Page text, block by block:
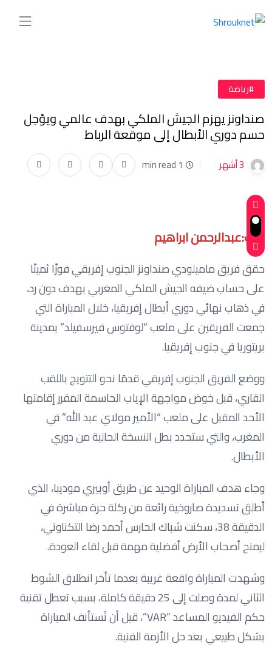
#رياضة
صنداونز يهزم الجيش الملكي بهدف عالمي ويؤجل
حسم دوري الأبطال إلى موقعة الرباط
3 أشهر 1 min read
كتب:عبدالرحمن ابراهيم
حقق فريق ماميلودي صنداونز الجنوب إفريقي فوزًا ثمينًا
على حساب ضيفه الجيش الملكي المغربي بهدف دون رد،
في ذهاب نهائي دوري أبطال إفريقيا، خلال المباراة التي
جمعت الفريقين على ملعب “لوفتوس فيرسفيلد” بمدينة
بريتوريا في جنوب إفريقيا.
ووضع الفريق الجنوب إفريقي قدمًا نحو التتويج باللقب
القاري، قبل خوض مواجهة الإياب الحاسمة المقرر إقامتها
الأحد المقبل على ملعب “الأمير مولاي عبد الله” في
المغرب، والتي ستحدد بطل النسخة الحالية من دوري
الأبطال.
وجاء هدف المباراة الوحيد عن طريق أوبيري موديبا، الذي
أطلق تسديدة صاروخية رائعة من ركلة حرة مباشرة في
الدقيقة 38، سكنت شباك الحارس أحمد رضا التكناوتي،
ليمنح أصحاب الأرض أفضلية مهمة قبل لقاء العودة.
وشهدت المباراة واقعة غريبة بعدما تأخر انطلاق الشوط
الثاني لمدة وصلت إلى 25 دقيقة كاملة، بسبب تعطل تقنية
حكم الفيديو المساعد “VAR”، قبل أن تُستأنف المباراة
بشكل طبيعي بعد حل الأزمة الفنية.